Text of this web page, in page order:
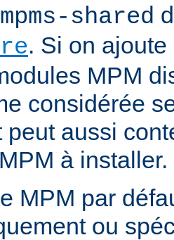
shared
. Si on
MPM
considérée
peut aussi
à installer.
MPM par
ou